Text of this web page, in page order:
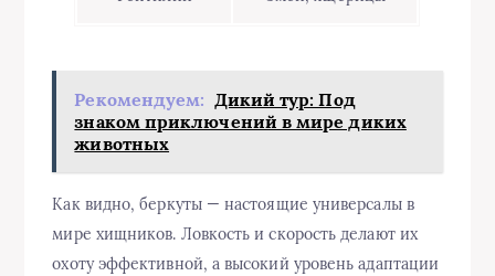
Рекомендуем: Дикий тур: Под
знаком приключений в мире диких
животных
Как видно, беркуты — настоящие универсалы в
мире хищников. Ловкость и скорость делают их
охоту эффективной, а высокий уровень адаптации